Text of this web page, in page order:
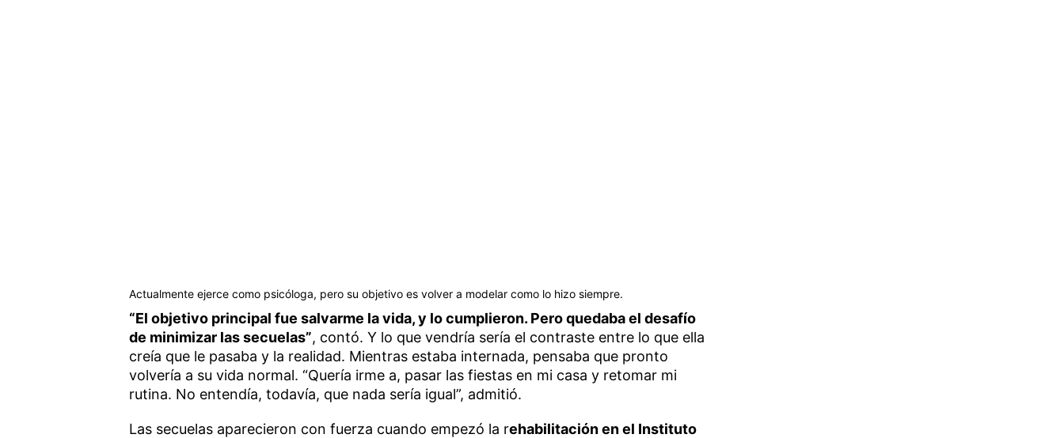
Actualmente ejerce como psicóloga, pero su objetivo es volver a modelar como lo hizo siempre.
“El objetivo principal fue salvarme la vida, y lo cumplieron. Pero quedaba el desafío
de minimizar las secuelas”, contó. Y lo que vendría sería el contraste entre lo que ella
creía que le pasaba y la realidad. Mientras estaba internada, pensaba que pronto
volvería a su vida normal. “Quería irme a, pasar las fiestas en mi casa y retomar mi
rutina. No entendía, todavía, que nada sería igual”, admitió.
Las secuelas aparecieron con fuerza cuando empezó la rehabilitación en el Instituto